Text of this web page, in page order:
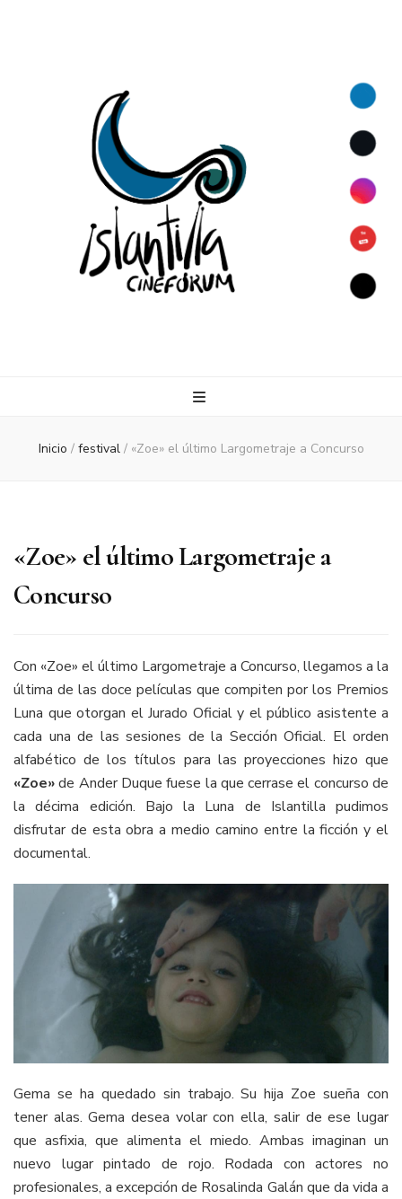
Inicio / festival / «Zoe» el último Largometraje a Concurso
«Zoe» el último Largometraje a
Concurso
Con «Zoe» el último Largometraje a Concurso, llegamos a la
última de las doce películas que compiten por los Premios
Luna que otorgan el Jurado Oficial y el público asistente a
cada una de las sesiones de la Sección Oficial. El orden
alfabético de los títulos para las proyecciones hizo que
«Zoe»de Ander Duque fuese la que cerrase el concurso de
la décima edición. Bajo la Luna de Islantilla pudimos
disfrutar de esta obra a medio camino entre la ficción y el
documental.
Gema se ha quedado sin trabajo. Su hija Zoe sueña con
tener alas. Gema desea volar con ella, salir de ese lugar
que asfixia, que alimenta el miedo. Ambas imaginan un
nuevo lugar pintado de rojo. Rodada con actores no
profesionales, a excepción de Rosalinda Galán que da vida a